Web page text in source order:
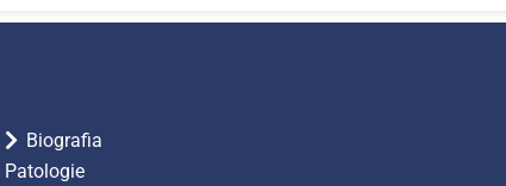
Biografia
Patologie